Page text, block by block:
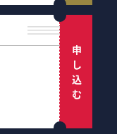
申し込む